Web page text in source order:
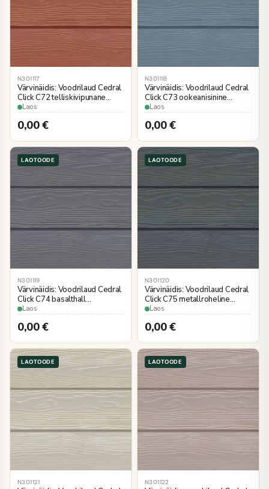
N301117
Värvinäidis: Voodrilaud Cedral
Click C72 telliskivipunane
3600×186 mm
Laos
0,00€
N301118
Värvinäidis: Voodrilaud Cedral
Click C73 ookeanisinine
3600×186 mm
Laos
0,00€
LAOTOODE
N301119
Värvinäidis: Voodrilaud Cedral
Click C74 basalthall
3600×186 mm
Laos
0,00€
LAOTOODE
N301120
Värvinäidis: Voodrilaud Cedral
Click C75 metallroheline
3600×186 mm
Laos
0,00€
LAOTOODE
N301121
LAOTOODE
N301122